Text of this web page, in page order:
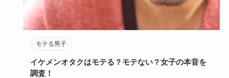
モテる男子
イケメンオタクはモテる？モテない？女子の本音を
調査！